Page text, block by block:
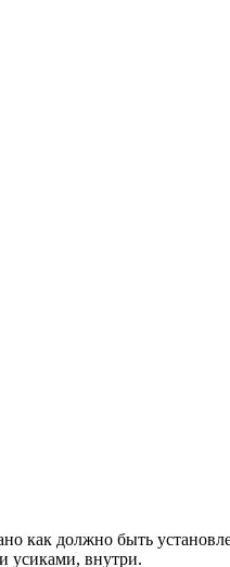
как должно быть
усиками, внутри.